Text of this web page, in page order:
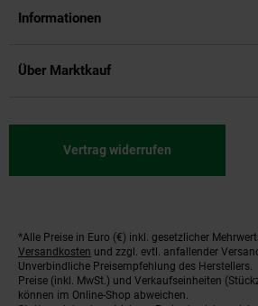
Informationen
Über Marktkauf
Vertrag widerrufen
Fußnoten
*Alle Preise in Euro (€) inkl. gesetzlicher
Versandkosten und zzgl. evtl. anfallender
Unverbindliche Preisempfehlung des Herstellers.
Preise (inkl. MwSt.) und Verkaufseinheiten
können im Online-Shop abweichen.